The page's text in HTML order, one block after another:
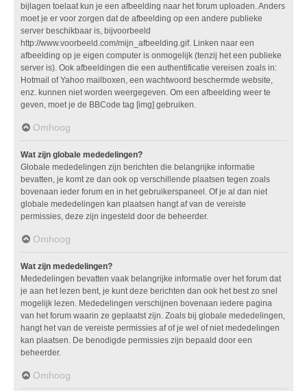
bijlagen toelaat kun je een afbeelding naar het forum uploaden. Anders
moet je er voor zorgen dat de afbeelding op een andere publieke
server beschikbaar is, bijvoorbeeld
http://www.voorbeeld.com/mijn_afbeelding.gif. Linken naar een
afbeelding op je eigen computer is onmogelijk (tenzij het een publieke
server is). Ook afbeeldingen die een authentificatie vereisen zoals in:
Hotmail of Yahoo mailboxen, een wachtwoord beschermde website,
enz. kunnen niet worden weergegeven. Om een afbeelding weer te
geven, moet je de BBCode tag [img] gebruiken.
Omhoog
Wat zijn globale mededelingen?
Globale mededelingen zijn berichten die belangrijke informatie
bevatten, je komt ze dan ook op verschillende plaatsen tegen zoals
bovenaan ieder forum en in het gebruikerspaneel. Of je al dan niet
globale mededelingen kan plaatsen hangt af van de vereiste
permissies, deze zijn ingesteld door de beheerder.
Omhoog
Wat zijn mededelingen?
Mededelingen bevatten vaak belangrijke informatie over het forum dat
je aan het lezen bent, je kunt deze berichten dan ook het best zo snel
mogelijk lezen. Mededelingen verschijnen bovenaan iedere pagina
van het forum waarin ze geplaatst zijn. Zoals bij globale mededelingen,
hangt het van de vereiste permissies af of je wel of niet mededelingen
kan plaatsen. De benodigde permissies zijn bepaald door een
beheerder.
Omhoog